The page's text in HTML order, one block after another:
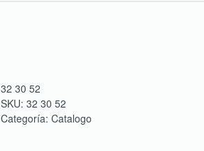
32 30 52
SKU: 32 30 52
Categoría: Catalogo